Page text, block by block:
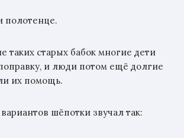
полотенце.
таких старых бабок многие дети
и люди потом ещё долгие
их помощь.
шёпотки звучал так: